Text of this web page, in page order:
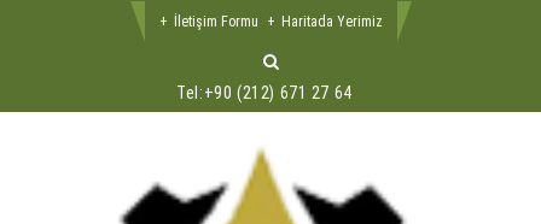
Tel:+90 (212) 671 27 64
İletişim Formu Haritada Yerimiz